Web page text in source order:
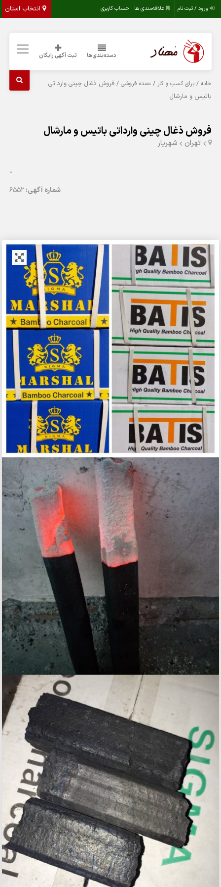
انتخاب استان ورود / ثبت نام علاقه‌مندی ها حساب کاربری
دسته‌بندی‌ها ثبت آگهی رایگان
خانه /برای کسب و کار /عمده فروشی / فروش ذغال چینی وارداتی
باتیس و مارشال
فروش ذغال چینی وارداتی باتیس و مارشال
تهران شهریار
-
شماره آگهی:6552